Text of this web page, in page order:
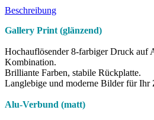
Beschreibung
Gallery Print (glänzend)
Hochauflösender ​8-farbiger Druck auf
Kombination.
Brilliante Farben, stabile Rückplatte.
Langlebige und moderne Bilder für Ihr
Alu-Verbund (matt)